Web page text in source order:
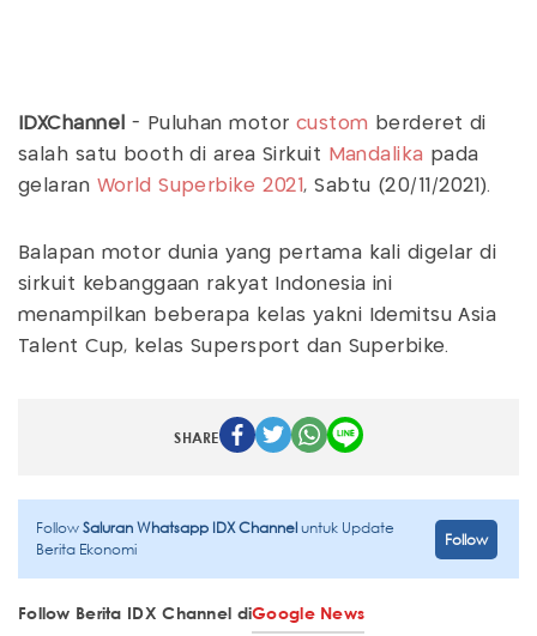
IDXChannel - Puluhan motor custom
berderet di
salah satu booth di area Sirkuit
Mandalika pada
gelaran World Superbike 2021, Sabtu (20/11/2021).
Balapan motor dunia yang pertama kali digelar di
sirkuit kebanggaan rakyat Indonesia ini
menampilkan beberapa kelas yakni Idemitsu Asia
Talent Cup, kelas Supersport dan Superbike.
SHARE
FollowSaluran Whatsapp IDX Channeluntuk Update
Berita Ekonomi
Follow
Follow Berita IDX Channel diGoogle News